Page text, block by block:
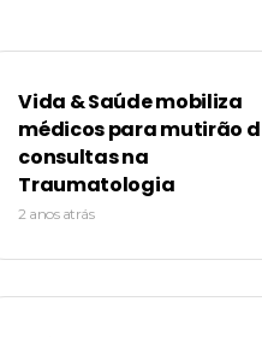
Vida & Saúde mobiliza
médicos para mutirão
consultas na
Traumatologia
2 anos atrás